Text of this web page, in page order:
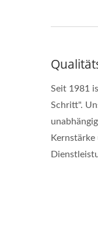
Seit 1981
Schritt".